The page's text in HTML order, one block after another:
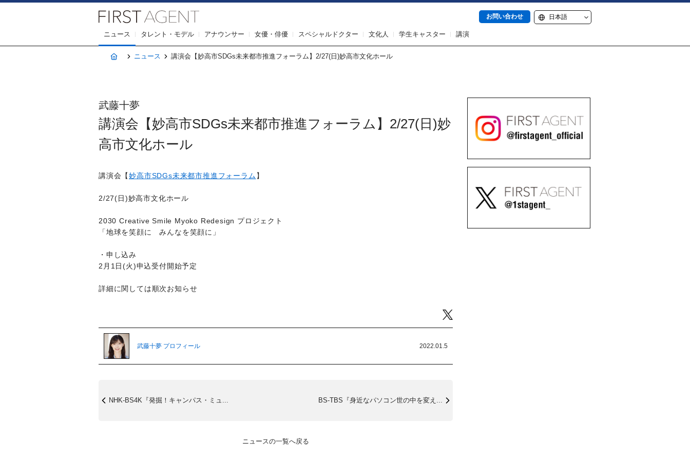
お問い合わせ
ニュース タレント・モデル アナウンサー 女優・俳優 スペシャルドクター 文化人 学生キャスター 講演
ホームニュース 講演会【妙高市SDGs未来都市推進フォーラム】2/27(日)妙高市文化ホール
武藤十夢
講演会【妙高市SDGs未来都市推進フォーラム】2/27(日)妙
高市文化ホール
講演会【妙高市SDGs未来都市推進フォーラム 】
2/27(日)妙高市文化ホール
2030 Creative Smile Myoko Redesign プロジェクト
「地球を笑顔に みんなを笑顔に」
・申し込み
2月1日(火)申込受付開始予定
詳細に関しては順次お知らせ
武藤十夢 プロフィール 2022.01.5
NHK-BS4K『発掘！キャンパス・ミュ... BS-TBS『身近なパソコン世の中を変え...
ニュースの一覧へ戻る